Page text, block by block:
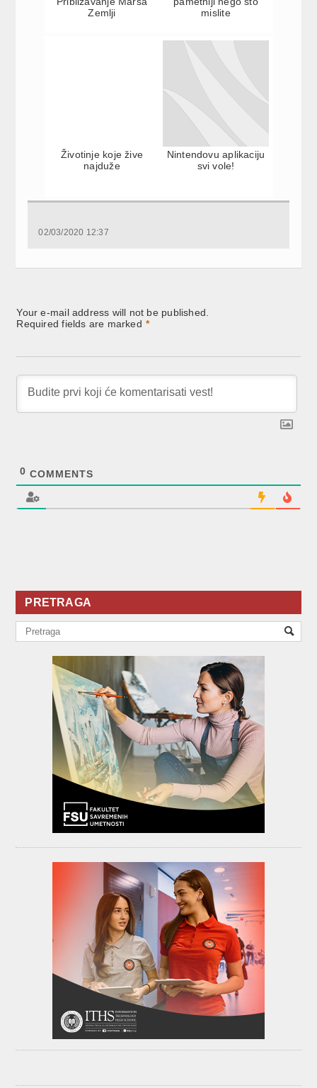
Zemlji
mislite
Životinje koje žive
najduže
Nintendovu aplikaciju
svi vole!
02/03/2020 12:37
Your e-mail address will not be published.
Required fields are marked *
0 COMMENTS
PRETRAGA